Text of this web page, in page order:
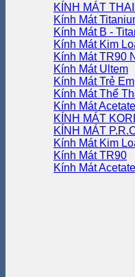
KÍNH MÁT
Kính Mát
Kính Mát B -
Kính Mát Kim
Kính Mát TR90
Kính Mát Ultem
Kính Mát Trẻ Em
Kính Mát Thể
Kính Mát Acetate
KÍNH MÁT
KÍNH MÁT
Kính Mát Kim
Kính Mát TR90
Kính Mát Acetate